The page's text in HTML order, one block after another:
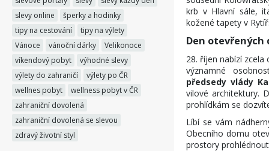
slevy online
šperky a hodinky
tipy na cestování
tipy na výlety
Vánoce
vánoční dárky
Velikonoce
víkendový pobyt
výhodné slevy
výlety do zahraničí
výlety po ČR
wellnes pobyt
wellness pobyt v ČR
zahraniční dovolená
zahraniční dovolená se slevou
zdravý životní styl
krb v Hlavní sále,
kožené tapety v
Den otevřených
28. říjen nabízí
významné
předsedy vlády
vilové architektury.
prohlídkám se
Líbí se vám
Obecního domu
prostory